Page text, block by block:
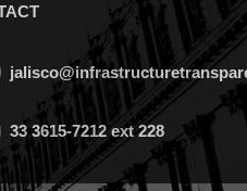
33 3615-7212 ext 228